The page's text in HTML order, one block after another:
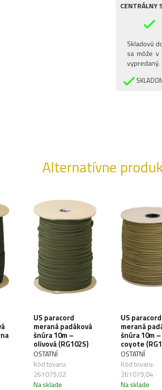
CENTRÁLNY
Skladovú
sa môže
vypredaný.
Alternatívne
US paracord
meraná padáková
šnúra 10m –
olivová (RG102S)
OSTATNÍ
Kód tovaru:
261079,02
Na sklade
US paracord
meraná
šnúra 10m –
coyote
OSTATNÍ
Kód tovaru:
261079,04
Na sklade